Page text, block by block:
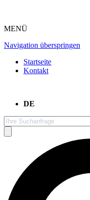
MENÜ
Navigation überspringen
Startseite
Kontakt
DE